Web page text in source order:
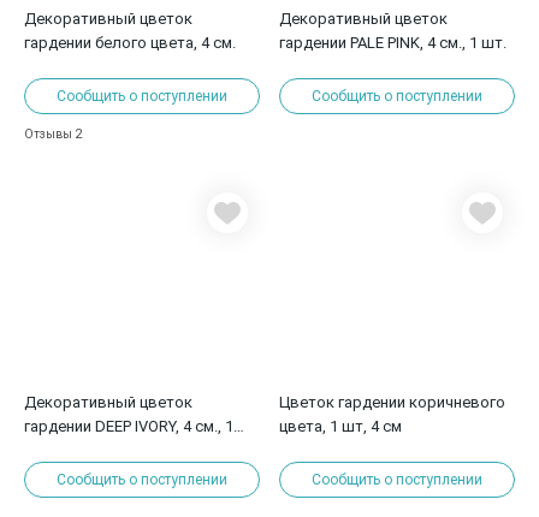
Декоративный цветок
гардении белого цвета, 4 см.
Сообщить о поступлении
Отзывы 2
Декоративный цветок
гардении PALE PINK, 4 см., 1 шт.
Сообщить о поступлении
Декоративный цветок
гардении DEEP IVORY, 4 см., 1
Сообщить о поступлении
Цветок гардении коричневого
цвета, 1 шт, 4 см
Сообщить о поступлении